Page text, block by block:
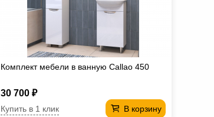
Комплект мебели в ванную Callao 450
30 700 ₽
В корзину
Купить в 1 клик